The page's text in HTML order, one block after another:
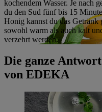
kochendem Wasser. Je nach
du den Sud fünf bis 15
Honig kannst du das Getränk
sowohl warm als auch kalt
verzehrt werden.
Die ganze
von EDEKA